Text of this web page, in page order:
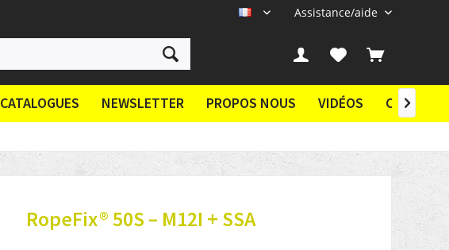
Assistance/aide
CATALOGUES NEWSLETTER PROPOS NOUS VIDÉOS CONTACT

RopeFix® 50S – M12I + SSA